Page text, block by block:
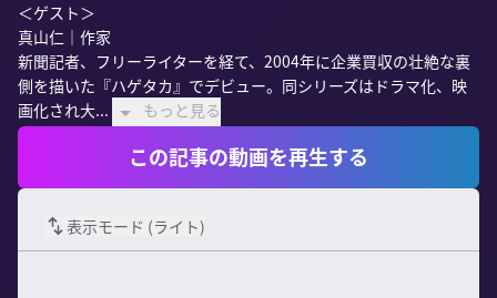
＜ゲスト＞
真山仁｜作家
新聞記者、フリーライターを経て、2004年に企業買収の壮絶な裏
側を描いた『ハゲタカ』でデビュー。同シリーズはドラマ化、映
画化され大...
もっと見る
この記事の動画を再生する
表示モード (ライト)